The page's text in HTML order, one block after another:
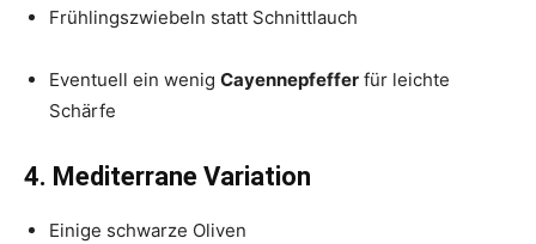
Frühlingszwiebeln statt Schnittlauch
Eventuell ein wenig Cayennepfeffer für leichte
Schärfe
4. Mediterrane Variation
Einige schwarze Oliven